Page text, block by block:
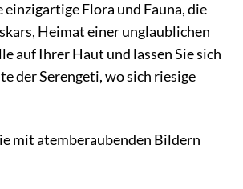
Flora und Fauna, die
Heimat einer unglaublichen
auf Ihrer Haut und lassen Sie sich
der Serengeti, wo sich riesige
mit atemberaubenden Bildern